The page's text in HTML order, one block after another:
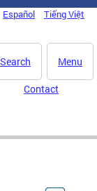
Español Tiếng Việt
Menu
Search
Contact